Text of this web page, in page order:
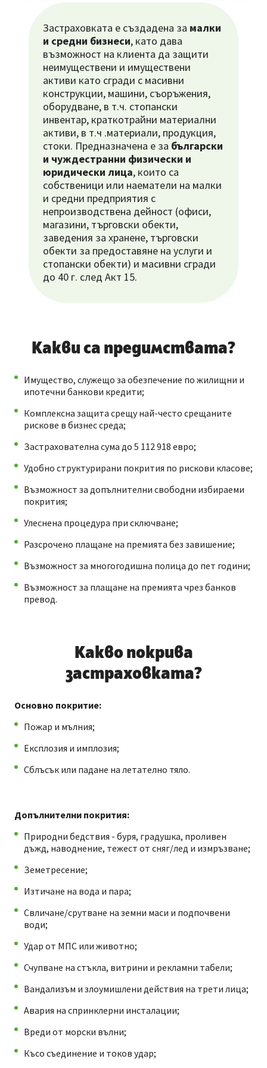
Застраховката е създадена за малки
и средни бизнеси, като дава
възможност на клиента да защити
неимуществени и имуществени
активи като сгради с масивни
конструкции, машини, съоръжения,
оборудване, в т.ч. стопански
инвентар, краткотрайни материални
активи, в т.ч .материали, продукция,
стоки. Предназначена е за български
и чуждестранни физически и
юридически лица, които са
собственици или наематели на малки
и средни предприятия с
непроизводствена дейност (офиси,
магазини, търговски обекти,
заведения за хранене, търговски
обекти за предоставяне на услуги и
стопански обекти) и масивни сгради
до 40 г. след Акт 15.
Какви са предимствата?
Имущество, служещо за обезпечение по жилищни и
ипотечни банкови кредити;
Комплексна защита срещу най-често срещаните
рискове в бизнес среда;
Застрахователна сума до 5 112 918 евро;
Удобно структурирани покрития по рискови класове;
Възможност за допълнителни свободни избираеми
покрития;
Улеснена процедура при сключване;
Разсрочено плащане на премията без завишение;
Възможност за многогодишна полица до пет години;
Възможност за плащане на премията чрез банков
превод.
Какво покрива
застраховката?
Основно покритие:
Пожар и мълния;
Експлозия и имплозия;
Сблъсък или падане на летателно тяло.
Допълнителни покрития:
Природни бедствия - буря, градушка, проливен
дъжд, наводнение, тежест от сняг/лед и измръзване;
Земетресение;
Изтичане на вода и пара;
Свличане/срутване на земни маси и подпочвени
води;
Удар от МПС или животно;
Счупване на стъкла, витрини и рекламни табели;
Вандализъм и злоумишлени действия на трети лица;
Авария на спринклерни инсталации;
Вреди от морски вълни;
Късо съединение и токов удар;